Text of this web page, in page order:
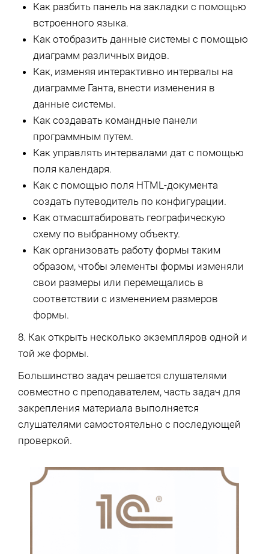
Как разбить панель на закладки с помощью
встроенного языка.
Как отобразить данные системы с помощью
диаграмм различных видов.
Как, изменяя интерактивно интервалы на
диаграмме Ганта, внести изменения в
данные системы.
Как создавать командные панели
программным путем.
Как управлять интервалами дат с помощью
поля календаря.
Как с помощью поля HTML-документа
создать путеводитель по конфигурации.
Как отмасштабировать географическую
схему по выбранному объекту.
Как организовать работу формы таким
образом, чтобы элементы формы изменяли
свои размеры или перемещались в
соответствии с изменением размеров
формы.
8. Как открыть несколько экземпляров одной и
той же формы.
Большинство задач решается слушателями
совместно с преподавателем, часть задач для
закрепления материала выполняется
слушателями самостоятельно с последующей
проверкой.